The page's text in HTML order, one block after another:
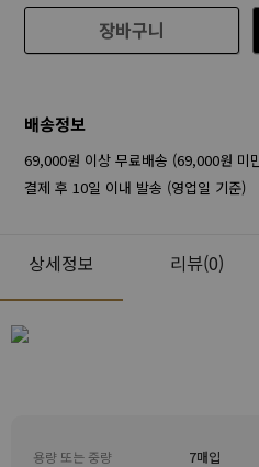
장바구니
배송정보
69,000원 이상 무료배송 (69,000원 미
결제 후 10일 이내 발송 (영업일 기준)
상세정보 리뷰(0)
용량 또는 중량 7매입